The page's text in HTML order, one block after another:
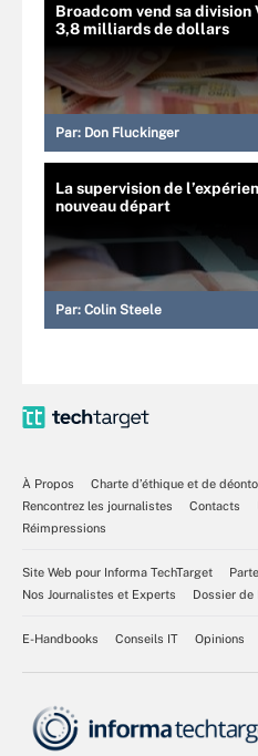
Broadcom vend sa division
3,8 milliards de dollars
Par: Don Fluckinger
La supervision de
nouveau départ
Par: Colin Steele
À Propos
Charte d’éthique et de
Rencontrez les journalistes
Contacts
Réimpressions
Site Web pour Informa TechTarget
Nos Journalistes et Experts
Dossier de
E-Handbooks Conseils IT Opinions